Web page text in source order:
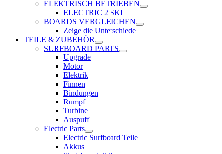
ELEKTRISCH BETRIEBEN
ELECTRIC 2 SKI
BOARDS VERGLEICHEN
Zeige die Unterschiede
TEILE & ZUBEHÖR
SURFBOARD PARTS
Upgrade
Motor
Elektrik
Finnen
Bindungen
Rumpf
Turbine
Auspuff
Electric Parts
Electric Surfboard Teile
Akkus